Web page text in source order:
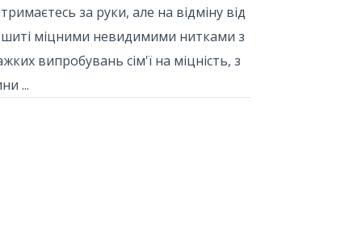
за руки, але на відміну від
міцними невидимими нитками з
випробувань сім'ї на міцність, з
...